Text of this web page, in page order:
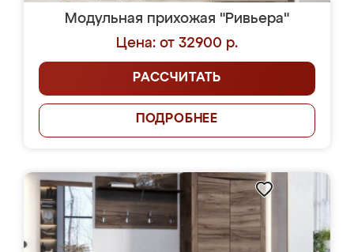
Модульная прихожая "Ривьера"
Цена: от 32900 р.
РАССЧИТАТЬ
ПОДРОБНЕЕ